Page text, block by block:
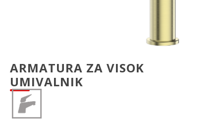
ARMATURA ZA VISOK
UMIVALNIK